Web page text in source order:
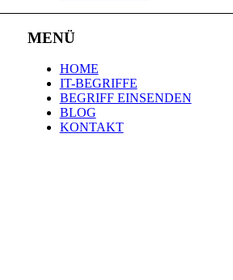
MENÜ
HOME
IT-BEGRIFFE
BEGRIFF EINSENDEN
BLOG
KONTAKT